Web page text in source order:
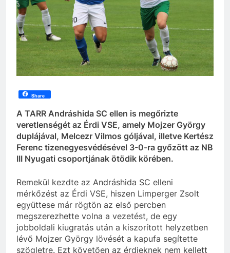
Share
A TARR Andráshida SC ellen is megőrizte
veretlenségét az Érdi VSE, amely Mojzer György
duplájával, Melcezr Vilmos góljával, illetve Kertész
Ferenc tizenegyesvédésével 3-0-ra győzött az NB
III Nyugati csoportjának ötödik körében.
Remekül kezdte az Andráshida SC elleni
mérkőzést az Érdi VSE, hiszen Limperger Zsolt
együttese már rögtön az első percben
megszerezhette volna a vezetést, de egy
jobboldali kiugratás után a kiszorított helyzetben
lévő Mojzer György lövését a kapufa segítette
szögletre. Ezt követően az érdieknek nem kellett